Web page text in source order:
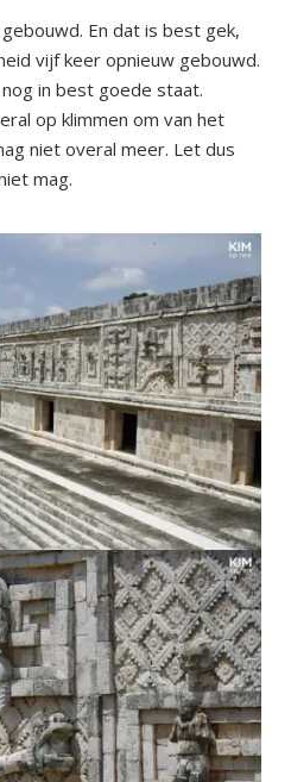
En dat is best gek,
vijf keer opnieuw gebouwd.
in best goede staat.
op klimmen om van het
niet overal meer. Let dus
mag.